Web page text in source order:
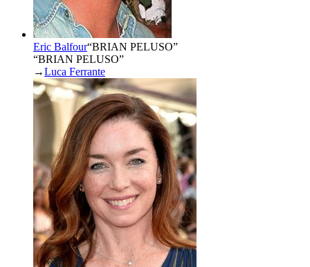
Eric Balfour“BRIAN PELUSO”
“BRIAN PELUSO”
→Luca Ferrante